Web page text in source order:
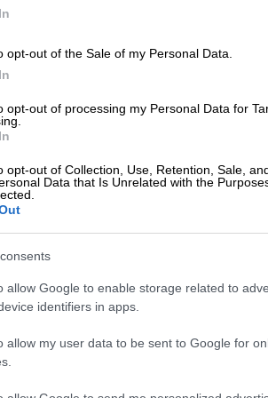
opt-out of the Sale of my Personal Data.
opt-out of processing my Personal Data for
opt-out of Collection, Use, Retention, Sale,
Data that Is Unrelated with the
allow Google to enable storage related to
identifiers in apps.
allow my user data to be sent to Google for
Πολιτική|23.04.2026 16:16
σε κανονικότητα
δημοκρατία ο
παραιτηθεί»
Πολιτική|23.04.2026 12:00
προκλήσεις έχουμε όλη